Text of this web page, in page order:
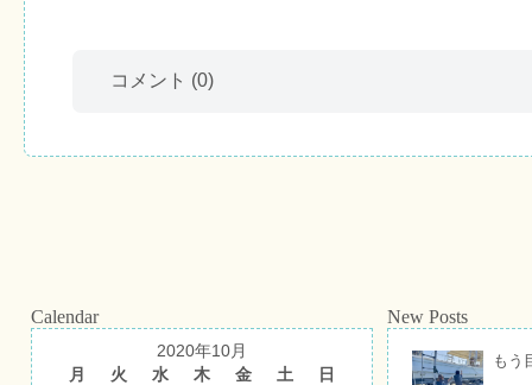
コメント (0)
Calendar
2020年10月
月
火 水 木 金 土
日
New Posts
もう